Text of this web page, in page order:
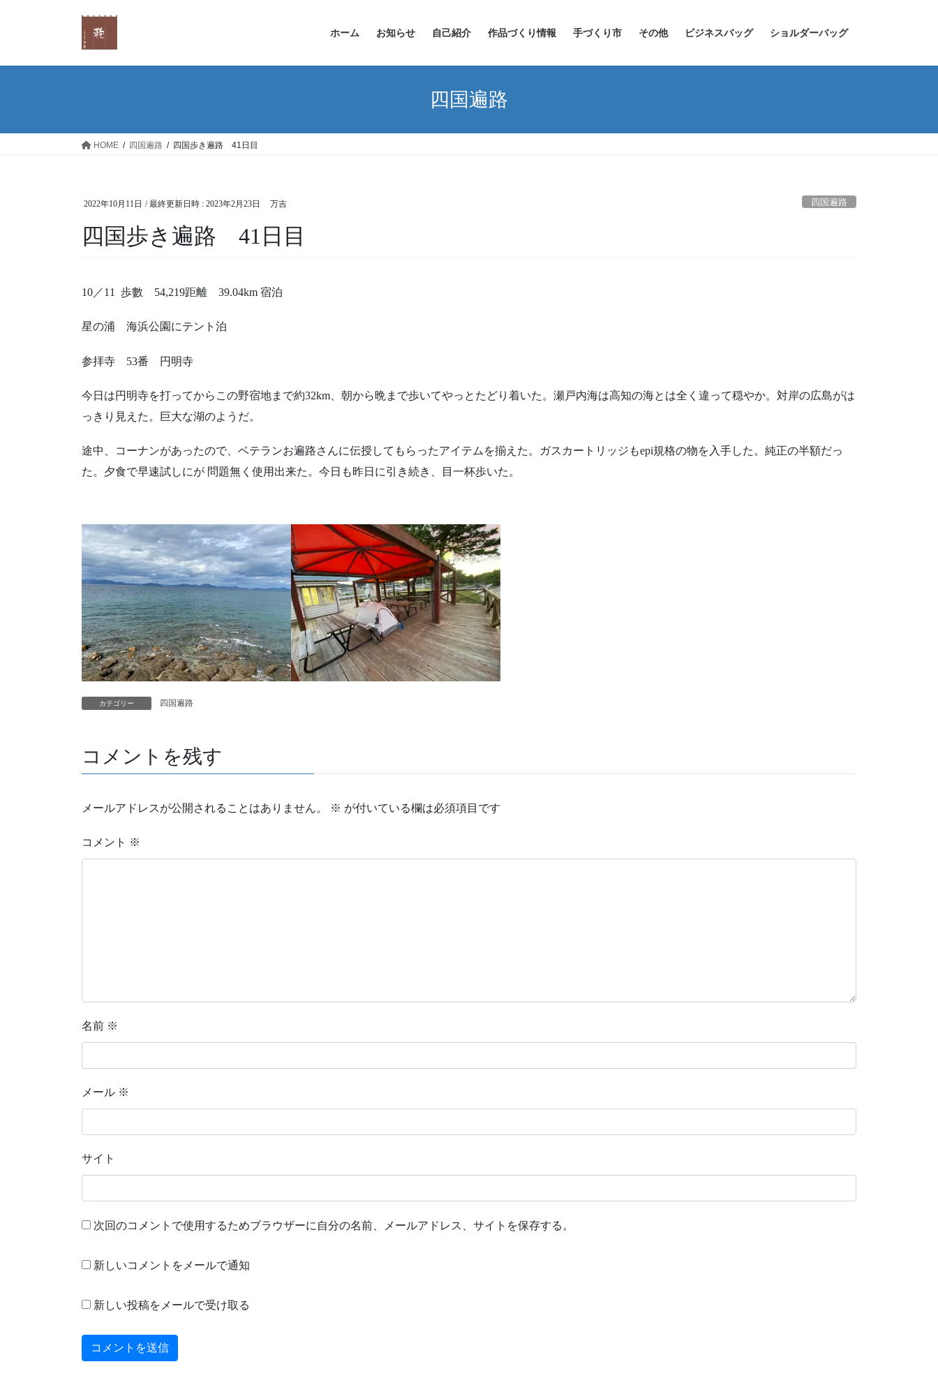
ホーム お知らせ 自己紹介 作品づくり情報 手づくり市 その他 ビジネスバッグ ショルダーバッグ
四国遍路
HOME 四国遍路 四国歩き遍路 41日目
2022年10月11日 / 最終更新日時 : 2023年2月23日 万吉 四国遍路
四国歩き遍路 41日目
10 ／11 歩數 54,219距離 39.04km 宿泊
星の浦 海浜公園にテント泊
参拝寺 53番 円明寺
今日は円明寺を打ってからこの野宿地まで約32km 、朝から晩まで歩いてやっとたどり着いた。瀬戸内海は高知の海とは全く違って穏やか。対岸の広島がは
っきり見えた。巨大な湖のようだ。
途中、コーナンがあったので、ベテランお遍路さんに伝授してもらったアイテムを揃えた。ガスカートリッジもepi規格の物を入手した。純正の半額だっ
た。夕食で早速試しにが 問題無く使用出来た。今日も昨日に引き続き、目一杯歩いた。
カテゴリー 四国遍路
コメントを残す
メールアドレスが公開されることはありません。 ※ が付いている欄は必須項目です
コメント ※
名前 ※
メール ※
サイト
次回のコメントで使用するためブラウザーに自分の名前、メールアドレス、サイトを保存する。
新しいコメントをメールで通知
新しい投稿をメールで受け取る